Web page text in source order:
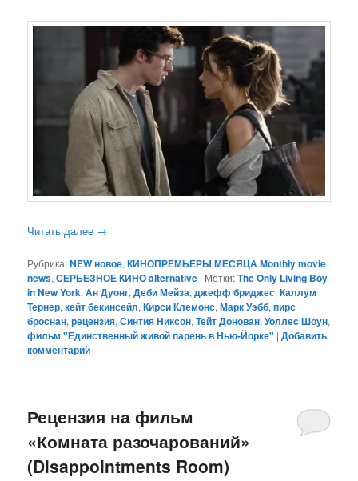
Читать далее →
Рубрика:NEW новое,КИНОПРЕМЬЕРЫ МЕСЯЦА Monthly movie
news,СЕРЬЕЗНОЕ КИНО alternative | Метки:The Only Living Boy
in New York,Ан Дуонг,Деби Мейза,джефф бриджес,Каллум
Тернер,кейт бекинсейл,Кирси Клемонс,Марк Уэбб,пирс
броснан,рецензия,Синтия Никсон,Тейт Донован,Уоллес Шоун,
фильм "Единственный живой парень в Нью-Йорке" |Добавить
комментарий
Рецензия на фильм
«Комната разочарований»
(Disappointments Room)